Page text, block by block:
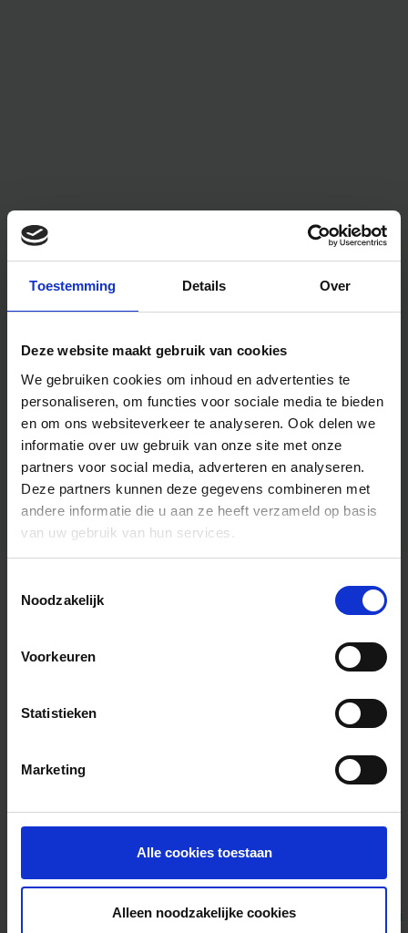
Toestemming Details Over
Deze website maakt gebruik van cookies
We gebruiken cookies om inhoud en advertenties te
personaliseren, om functies voor sociale media te bieden
en om ons websiteverkeer te analyseren. Ook delen we
informatie over uw gebruik van onze site met onze
partners voor social media, adverteren en analyseren.
Deze partners kunnen deze gegevens combineren met
andere informatie die u aan ze heeft verzameld op basis
van uw gebruik van hun services.
Noodzakelijk
Voorkeuren
Statistieken
Marketing
Alle cookies toestaan
Alleen noodzakelijke cookies
Algemene informatie
Foto’s ({{photos.length}})
Eigen foto’s